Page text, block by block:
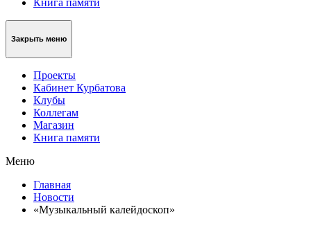
Книга памяти
Закрыть меню
Проекты
Кабинет Курбатова
Клубы
Коллегам
Магазин
Книга памяти
Меню
Главная
Новости
«Музыкальный калейдоскоп»